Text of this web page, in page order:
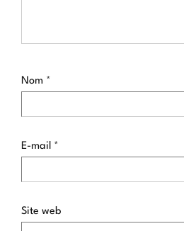
Nom *
E-mail *
Site web